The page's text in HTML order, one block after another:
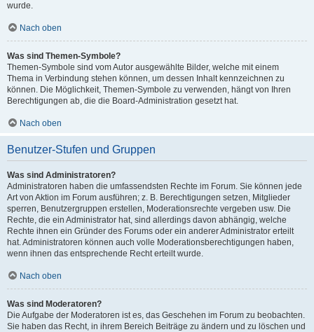
wurde.
Nach oben
Was sind Themen-Symbole?
Themen-Symbole sind vom Autor ausgewählte Bilder, welche mit einem
Thema in Verbindung stehen können, um dessen Inhalt kennzeichnen zu
können. Die Möglichkeit, Themen-Symbole zu verwenden, hängt von Ihren
Berechtigungen ab, die die Board-Administration gesetzt hat.
Nach oben
Benutzer-Stufen und Gruppen
Was sind Administratoren?
Administratoren haben die umfassendsten Rechte im Forum. Sie können jede
Art von Aktion im Forum ausführen; z. B. Berechtigungen setzen, Mitglieder
sperren, Benutzergruppen erstellen, Moderationsrechte vergeben usw. Die
Rechte, die ein Administrator hat, sind allerdings davon abhängig, welche
Rechte ihnen ein Gründer des Forums oder ein anderer Administrator erteilt
hat. Administratoren können auch volle Moderationsberechtigungen haben,
wenn ihnen das entsprechende Recht erteilt wurde.
Nach oben
Was sind Moderatoren?
Die Aufgabe der Moderatoren ist es, das Geschehen im Forum zu beobachten.
Sie haben das Recht, in ihrem Bereich Beiträge zu ändern und zu löschen und